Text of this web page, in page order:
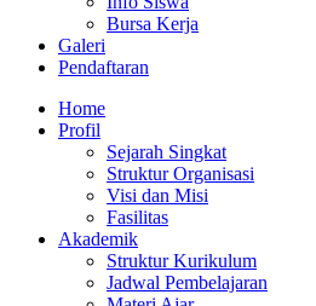
Bursa Kerja
Galeri
Pendaftaran
Home
Profil
Sejarah Singkat
Struktur Organisasi
Visi dan Misi
Fasilitas
Akademik
Struktur Kurikulum
Jadwal Pembelajaran